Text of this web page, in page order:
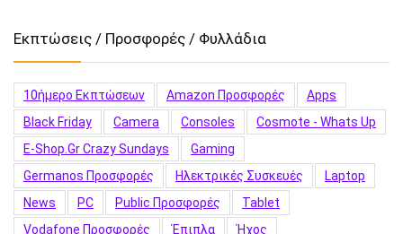
Εκπτώσεις / Προσφορές / Φυλλάδια
10ήμερο Εκπτώσεων Amazon Προσφορές
Apps
Black Friday
Camera Consoles
Cosmote - Whats Up
E-Shop.gr Crazy Sundays
Gaming
Germanos Προσφορές
Hλεκτρικές Συσκευές
Laptop
News
PC Public Προσφορές
Tablet
Vodafone Προσφορές
Έπιπλα
Ήχος